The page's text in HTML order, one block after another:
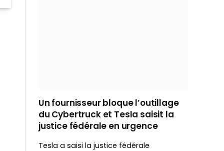
Un fournisseur bloque l’outillage
du Cybertruck et Tesla saisit la
justice fédérale en urgence
Tesla a saisi la justice fédérale